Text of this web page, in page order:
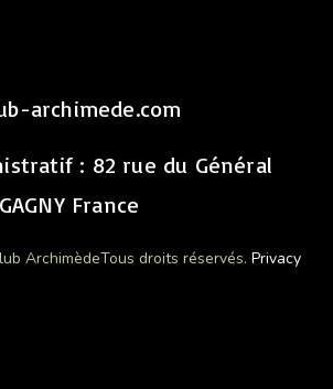
archimede.com
: 82 rue du Général
France
ArchimèdeTous droits réservés. Privacy